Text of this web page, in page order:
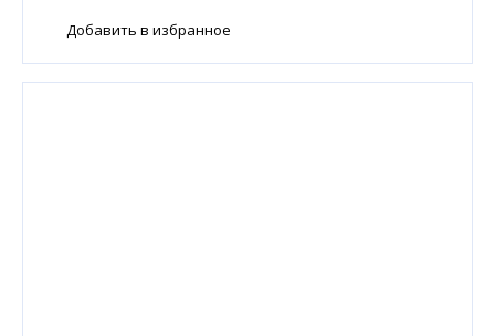
Добавить в избранное